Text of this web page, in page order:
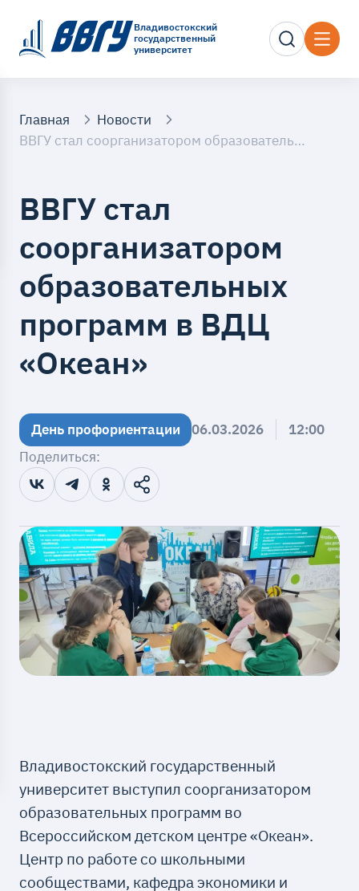
Владивостокский
государственный
университет
Главная
Новости
ВВГУ стал соорганизатором образовательных программ в ВДЦ «Океан»
ВВГУ стал
соорганизатором
образовательных
программ в ВДЦ
«Океан»
День профориентации 06.03.2026
12:00
Поделиться:
Владивостокский государственный
университет выступил соорганизатором
образовательных программ во
Всероссийском детском центре «Океан».
Центр по работе со школьными
сообществами, кафедра экономики и